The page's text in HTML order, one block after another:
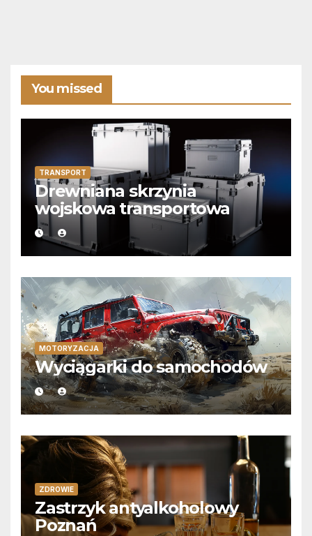
You missed
TRANSPORT
Drewniana skrzynia
wojskowa transportowa
MOTORYZACJA
Wyciągarki do samochodów
ZDROWIE
Zastrzyk antyalkoholowy
Poznań